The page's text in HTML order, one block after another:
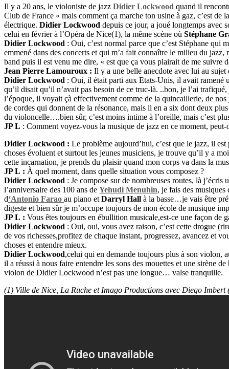
Il y a 20 ans, le violoniste de jazz Didier Lockwood quand il
Club de France « mais comment ça marche ton usine à gaz, c’est
électrique. Didier Lockwood depuis ce jour, a joué longtemps avec
celui en février à l’Opéra de Nice(1), la même scène où Stéphane
Didier Lockwood : Oui, c’est normal parce que c’est Stéphane qui
emmené dans des concerts et qui m’a fait connaître le milieu du
band puis il est venu me dire, « est que ça vous plairait de me suivre
Jean Pierre Lamouroux : Il y a une belle anecdote avec lui au sujet
Didier Lockwood : Oui, il était parti aux Etats-Unis, il avait ramené
qu’il disait qu’il n’avait pas besoin de ce truc-là. ..bon, je l’ai
l’époque, il voyait çà effectivement comme de la quincaillerie, de
de cordes qui donnent de la résonance, mais il en a six dont deux
du violoncelle….bien sûr, c’est moins intime à l’oreille, mais c’est
JP L : Comment voyez-vous la musique de jazz en ce moment,
Didier Lockwood : Le problème aujourd’hui, c’est que le jazz, il
choses évoluent et surtout les jeunes musiciens, je trouve qu’il y a
cette incarnation, je prends du plaisir quand mon corps va dans la
JP L : À quel moment, dans quelle situation vous composez ?
Didier Lockwood : Je compose sur de nombreuses routes, là
l’anniversaire des 100 ans de Yehudi Menuhin, je fais des
d‘Antonio Farao au piano et Darryl Hall à la basse…je vais être
digeste et bien sûr je m’occupe toujours de mon école de musique
JP L : Vous êtes toujours en ébullition musicale,est-ce une façon de
Didier Lockwood : Oui, oui, vous avez raison, c’est cette drogue
de vos richesses,profitez de chaque instant, progressez, avancez et
choses et entendre mieux.
Didier Lockwood,celui qui en demande toujours plus à son violon,
il a réussi à nous faire entendre les sons des mouettes et une sirène
violon de Didier Lockwood n’est pas une longue… valse tranquille.
(1) Ville de Nice, La Ruche et Imago Productions avec Diego Imbert